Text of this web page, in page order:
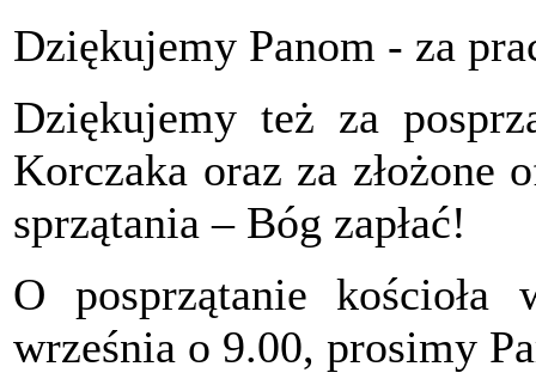
Dziękujemy Panom - za
Dziękujemy też za
Korczaka oraz za złożone
sprzątania – Bóg zapłać!
O posprzątanie
września o 9.00, prosimy